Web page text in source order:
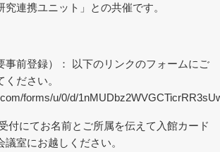
連携ユニット」との共催です。
前登録）： 以下のリンクのフォームにご
ださい。
forms/u/0/d/
付にてお名前とご所属を伝えて入館カード
室にお越しください。